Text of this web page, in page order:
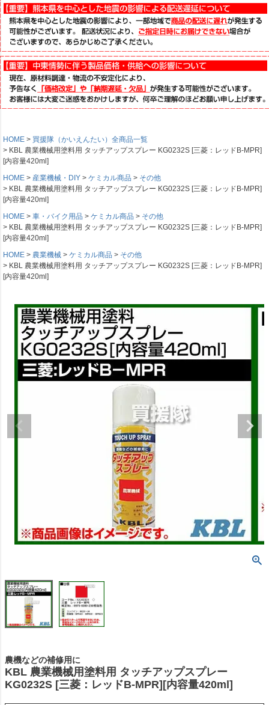
HOME
買援隊（かいえんたい）全商品一覧
KBL 農業機械用塗料用 タッチアップスプレー KG0232S [三菱：レッドB-MPR]
[内容量420ml]
HOME
産業機械・DIY ケミカル商品
その他
KBL 農業機械用塗料用 タッチアップスプレー KG0232S [三菱：レッドB-MPR]
[内容量420ml]
HOME
車・バイク用品 ケミカル商品
その他
KBL 農業機械用塗料用 タッチアップスプレー KG0232S [三菱：レッドB-MPR]
[内容量420ml]
HOME
農業機械 ケミカル商品
その他
KBL 農業機械用塗料用 タッチアップスプレー KG0232S [三菱：レッドB-MPR]
[内容量420ml]
農機などの補修用に
KBL 農業機械用塗料用 タッチアップスプレー
KG0232S [三菱：レッドB-MPR][内容量420ml]